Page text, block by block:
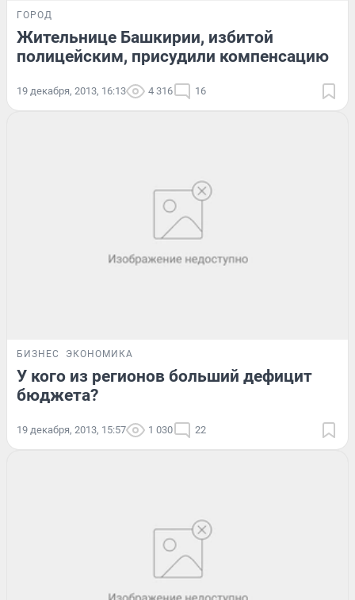
ГОРОД
Жительнице Башкирии, избитой
полицейским, присудили компенсацию
19 декабря, 2013, 16:13 4 316 16
БИЗНЕС ЭКОНОМИКА
У кого из регионов больший дефицит
бюджета?
19 декабря, 2013, 15:57 1 030 22